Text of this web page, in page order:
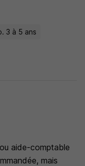
3 à 5 ans
aide-comptable
mais